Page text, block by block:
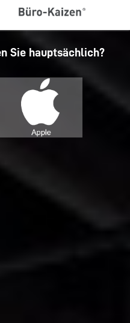
Sie hauptsächlich?